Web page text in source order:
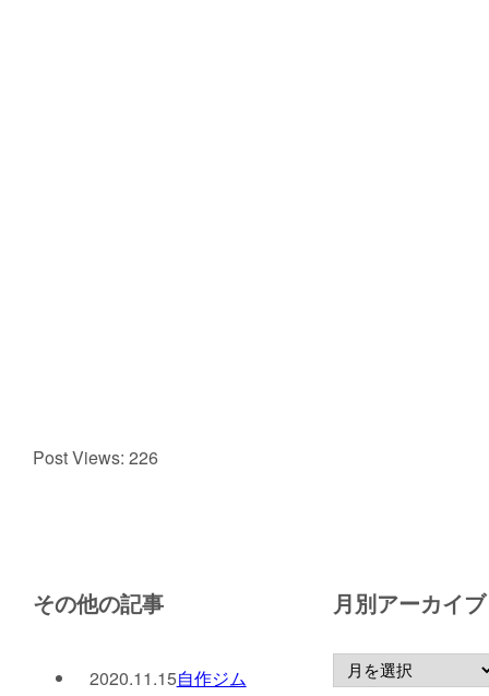
Post Views: 226
その他の記事
2020.11.15自作ジム
月別アーカイブ